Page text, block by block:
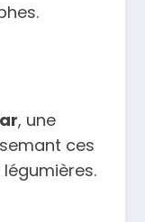
, une
ces